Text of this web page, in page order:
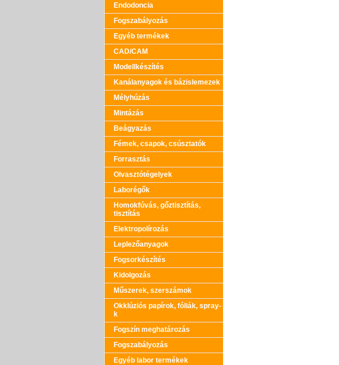
Endodoncia
Fogszabályozás
Egyéb termékek
CAD/CAM
Modellkészítés
Kanálanyagok és bázislemezek
Mélyhúzás
Mintázás
Beágyazás
Fémek, csapok, csúsztatók
Forrasztás
Olvasztótégelyek
Laborégők
Homokfúvás, gőztisztítás,
tisztítás
Elektropolírozás
Leplezőanyagok
Fogsorkészítés
Kidolgozás
Műszerek, szerszámok
Okklúziós papírok, fóliák, spray-
k
Fogszín meghatározás
Fogszabályozás
Egyéb labor termékek